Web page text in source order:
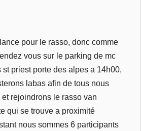
pour le rasso, donc comme
vous sur le parking de mc
st priest porte des alpes a 14h00,
labas afin de tous nous
et rejoindrons le rasso van
qui se trouve a proximité
nous sommes 6 participants